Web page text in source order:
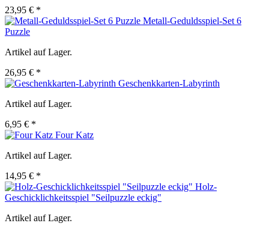
23,95 € *
Metall-Geduldsspiel-Set 6
Puzzle
Artikel auf Lager.
26,95 € *
Geschenkkarten-Labyrinth
Artikel auf Lager.
6,95 € *
Four Katz
Artikel auf Lager.
14,95 € *
Holz-
Geschicklichkeitsspiel "Seilpuzzle eckig"
Artikel auf Lager.